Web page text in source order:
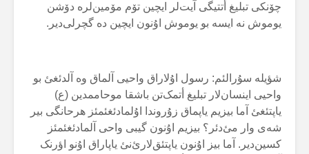
چۆنکی تبلیغ أتتیگی آیت‌لر ایچین تۆم مۆمین‌لرە دۆشن
یوموش نە ایسە بو یوموش اۇنون ایچین دە گچرلی‌دیر.
شؤیلە سۇرالئم: رسول اۇلاراق واحیی آلماق وە آلدئغئ بو
واحیی اینسان‌لار تبلیغ أتمک‌تن باشقا موحاممدین (ع)
یاپتئغئ آما بیزیم یاپماق زۇروندا اۇلمادئغئمئز هرحانگی بیر
شەی وار مئ‌دئر؟ بیزیم اۇنون گیبی واحی آلمادئغئمئز
کسین‌دیر. آما بیز اۇنون یاپتئق‌لارئ‌نئ یاپاراق اۇنو اؤرنک